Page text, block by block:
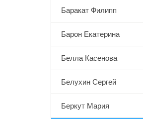
Баракат Филипп
Барон Екатерина
Белла Касенова
Белухин Сергей
Беркут Мария